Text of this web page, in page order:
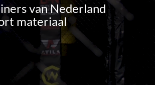
van Nederland
materiaal